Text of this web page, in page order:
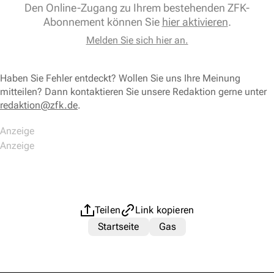
Den Online-Zugang zu Ihrem bestehenden ZFK-
Abonnement können Sie hier aktivieren.
Melden Sie sich hier an.
Haben Sie Fehler entdeckt? Wollen Sie uns Ihre Meinung
mitteilen? Dann kontaktieren Sie unsere Redaktion gerne unter
redaktion@zfk.de.
Teilen
Link kopieren
Startseite
Gas